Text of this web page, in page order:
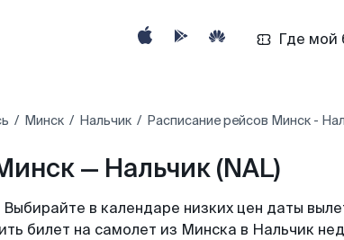
Где мой
Минск Нальчик Расписание рейсов Минск -
— Нальчик (NAL)
в календаре низких цен даты
билет на самолет из Минска в Нальчик